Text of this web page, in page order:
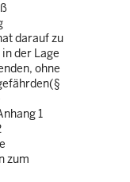
darauf zu
der Lage
ohne
1
zum